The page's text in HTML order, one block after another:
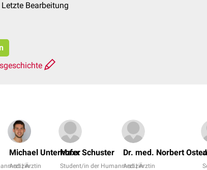
Bearbeitung
Michael Unterhofer
Arzt | Ärztin
Maxx Schuster
Student/in der Humanmedizin
Dr. med. Norbert
Arzt | Ärztin